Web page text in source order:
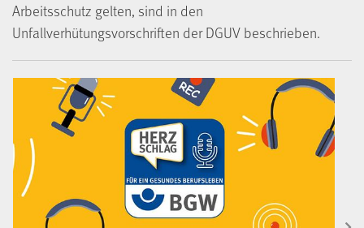
Arbeitsschutz gelten, sind in den
Unfallverhütungsvorschriften der DGUV beschrieben.